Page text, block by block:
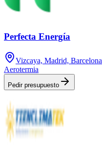
Perfecta Energía
Vizcaya, Madrid, Barcelona
Aerotermia
Pedir presupuesto